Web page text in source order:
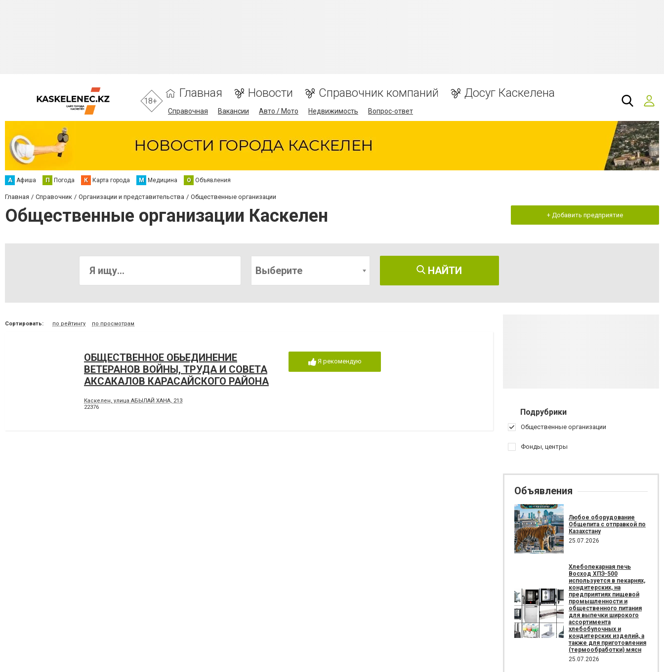
18+
Главная Новости Справочник компаний Досуг Каскелена
Справочная Вакансии Авто / Мото Недвижимость Вопрос-ответ
А Афиша П Погода К Карта города М Медицина О Объявления
Главная Справочник Организации и представительства Общественные организации
Общественные организации Каскелен + Добавить предприятие
Выберите НАЙТИ
Сортировать: по рейтингу по просмотрам
ОБЩЕСТВЕННОЕ ОБЬЕДИНЕНИЕ
ВЕТЕРАНОВ ВОЙНЫ, ТРУДА И СОВЕТА
АКСАКАЛОВ КАРАСАЙСКОГО РАЙОНА
Каскелен, улица АБЫЛАЙ ХАНА, 213
22376
Я рекомендую
Подрубрики
Общественные организации
Фонды, центры
Объявления
Любое оборудование
Общепита с отправкой по
Казахстану
25.07.2026
Хлебопекарная печь
Восход ХПЭ-500
используется в пекарнях,
кондитерских, на
предприятиях пищевой
промышленности и
общественного питания
для выпечки широкого
ассортимента
хлебобулочных и
кондитерских изделий, а
также для приготовления
(термообработки) мясн
25.07.2026